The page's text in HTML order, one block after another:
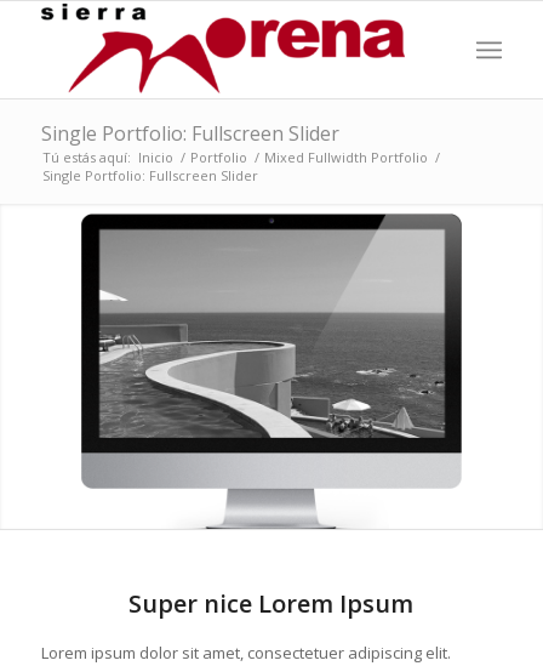
Single Portfolio: Fullscreen Slider
Tú estás aquí: Inicio / Portfolio / Mixed Fullwidth Portfolio /
Single Portfolio: Fullscreen Slider
Super nice Lorem Ipsum
Lorem ipsum dolor sit amet, consectetuer adipiscing elit.